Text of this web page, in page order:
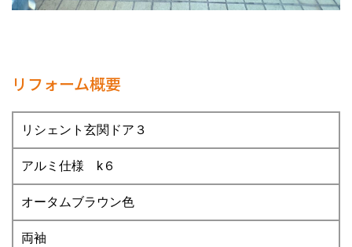
リフォーム概要
リシェント玄関ドア３
アルミ仕様 k６
オータムブラウン色
両袖